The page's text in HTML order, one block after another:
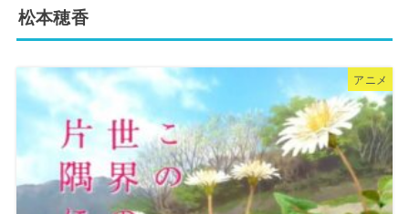
松本穂香
アニメ